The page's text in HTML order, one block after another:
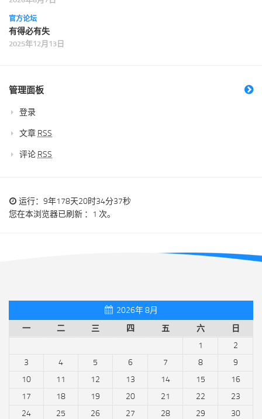
官方论坛
有得必有失
2025年12月13日
管理面板
登录
文章 RSS
评论 RSS
运行：9年178天20时34分37秒
您在本浏览器已刷新 ：1 次。
2026年 8月
一
二 三 四 五 六 日
1
2
3
4 5 6 7 8
9
10
11 12 13 14 15
16
17
18 19 20 21 22
23
24
25 26 27 28 29
30